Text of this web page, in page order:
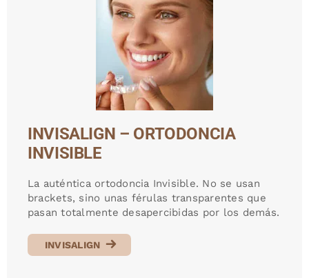
INVISALIGN – ORTODONCIA
INVISIBLE
La auténtica ortodoncia Invisible. No se usan
brackets, sino unas férulas transparentes que
pasan totalmente desapercibidas por los demás.
INVISALIGN